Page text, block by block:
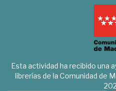
Esta actividad ha recibido una
librerías de la Comunidad de